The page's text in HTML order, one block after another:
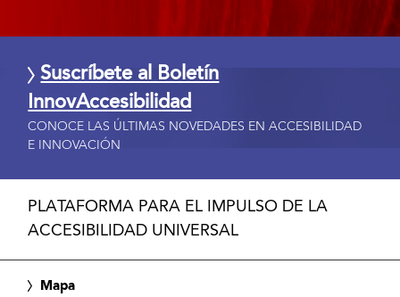
Suscríbete al Boletín
InnovAccesibilidad
CONOCE LAS ÚLTIMAS NOVEDADES EN ACCESIBILIDAD
E INNOVACIÓN
PLATAFORMA PARA EL IMPULSO DE LA
ACCESIBILIDAD UNIVERSAL
Mapa